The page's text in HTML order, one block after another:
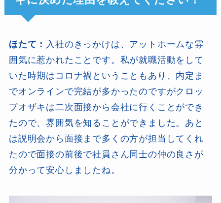
ほたて： 入社のきっかけは、アットホームな雰
囲気に惹かれたことです。私が就職活動をして
いた時期はコロナ禍ということもあり、内定ま
でオンラインで完結が多かったのですがクロッ
プオザキは二次面接から会社に行くことができ
たので、雰囲気を知ることができました。あと
は説明会から面接まで多くの方が担当してくれ
たので面接の前後で社員さん同士の仲の良さが
分かって安心しましたね。